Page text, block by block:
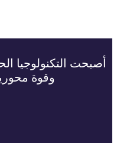
أصبحت التكنولوجيا
وقوة